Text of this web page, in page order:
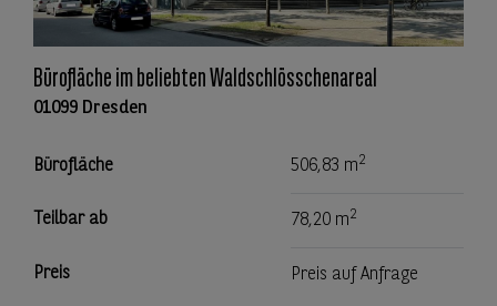
Bürofläche im beliebten Waldschlösschenareal
01099 Dresden
Bürofläche 506,83 m2
Teilbar ab 78,20 m2
Preis Preis auf Anfrage